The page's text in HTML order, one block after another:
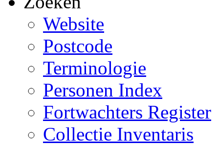
Website
Postcode
Terminologie
Personen Index
Fortwachters Register
Collectie Inventaris